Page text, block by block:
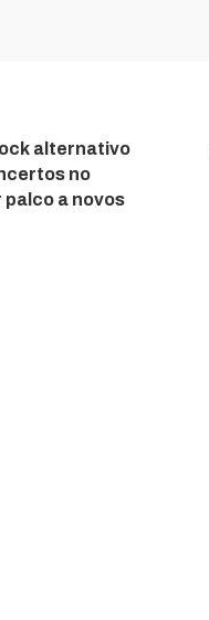
alternativo
no
palco a novos